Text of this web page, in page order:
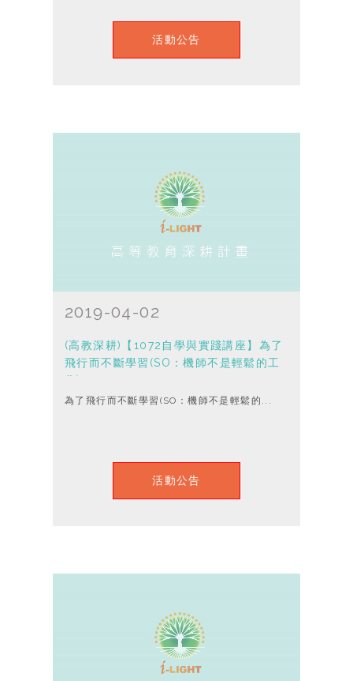
活動公告
2019-04-02
(高教深耕)【1072自學與實踐講座】為了
飛行而不斷學習(SO：機師不是輕鬆的工
作)
為了飛行而不斷學習(SO：機師不是輕鬆的...
活動公告